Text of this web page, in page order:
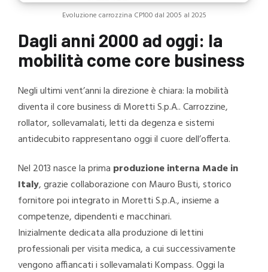
Evoluzione carrozzina CP100 dal 2005 al 2025
Dagli anni 2000 ad oggi: la
mobilità come core business
Negli ultimi vent’anni la direzione è chiara: la mobilità
diventa il core business di Moretti S.p.A.. Carrozzine,
rollator, sollevamalati, letti da degenza e sistemi
antidecubito rappresentano oggi il cuore dell’offerta.
Nel 2013 nasce la prima produzione interna Made in
Italy, grazie collaborazione con Mauro Busti, storico
fornitore poi integrato in Moretti S.p.A., insieme a
competenze, dipendenti e macchinari.
Inizialmente dedicata alla produzione di lettini
professionali per visita medica, a cui successivamente
vengono affiancati i sollevamalati Kompass. Oggi la